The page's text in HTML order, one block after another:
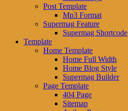
Post Template
Mp3 Format
Supermag Feature
Supermag Shortcode
Template
Home Template
Home Full Width
Home Blog Style
Supermag Builder
Page Template
404 Page
Sitemap